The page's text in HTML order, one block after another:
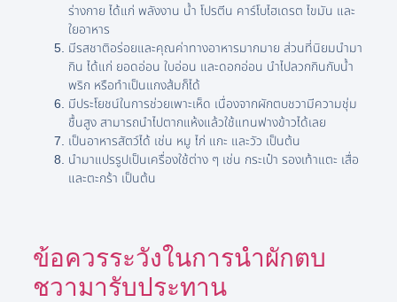
ร่างกาย ได้แก่ พลังงาน น้ำ โปรตีน คาร์โบไฮเดรต ไขมัน และ
ใยอาหาร
มีรสชาติอร่อยและคุณค่าทางอาหารมากมาย ส่วนที่นิยมนำมา
กิน ได้แก่ ยอดอ่อน ใบอ่อน และดอกอ่อน นำไปลวกกินกับน้ำ
พริก หรือทำเป็นแกงส้มก็ได้
มีประโยชน์ในการช่วยเพาะเห็ด เนื่องจากผักตบชวามีความชุ่ม
ชื้นสูง สามารถนำไปตากแห้งแล้วใช้แทนฟางข้าวได้เลย
เป็นอาหารสัตว์ได้ เช่น หมู ไก่ แกะ และวัว เป็นต้น
นำมาแปรรูปเป็นเครื่องใช้ต่าง ๆ เช่น กระเป๋า รองเท้าแตะ เสื่อ
และตะกร้า เป็นต้น
ข้อควรระวังในการนำผักตบ
ชวามารับประทาน